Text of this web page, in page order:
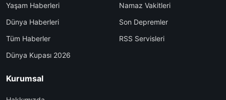
Yaşam Haberleri
Dünya Haberleri
Tüm Haberler
Dünya Kupası 2026
Namaz Vakitleri
Son Depremler
RSS Servisleri
Kurumsal